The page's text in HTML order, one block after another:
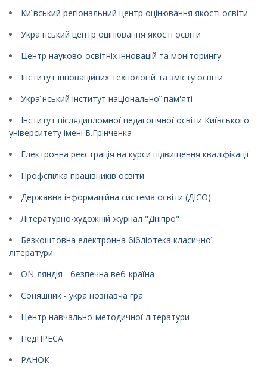
Київський регіональний центр оцінювання якості освіти
Український центр оцінювання якості освіти
Центр науково-освітніх інновацій та моніторингу
Інститут інноваційних технологій та змісту освіти
Український інститут національної пам'яті
Інститут післядипломної педагогічної освіти Київського
університету імені Б.Грінченка
Електронна реєстрація на курси підвищення кваліфікації
Профспілка працівників освіти
Державна інформаційна система освіти (ДІСО)
Літературно-художній журнал "Дніпро"
Безкоштовна електронна бібліотека класичної
літератури
ON-ляндія - безпечна веб-країна
Соняшник - українознавча гра
Центр навчально-методичної літератури
ПедПРЕСА
РАНОК